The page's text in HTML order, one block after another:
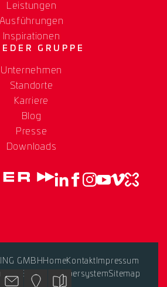
KontaktStandorte
Blog
Leistungen
Ausführungen
Inspirationen
GRUPPE
Unternehmen
Standorte
Karriere
Blog
Presse
Downloads
GMBHHomeKontakt Impressum
AGB HinweisgebersystemSitemap